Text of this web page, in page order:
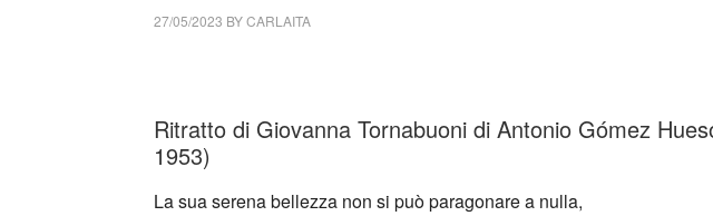
27/05/2023 BYCARLAITA
Ritratto di Giovanna Tornabuoni di Antonio Gómez
1953)
La sua serena bellezza non si può paragonare a nulla,